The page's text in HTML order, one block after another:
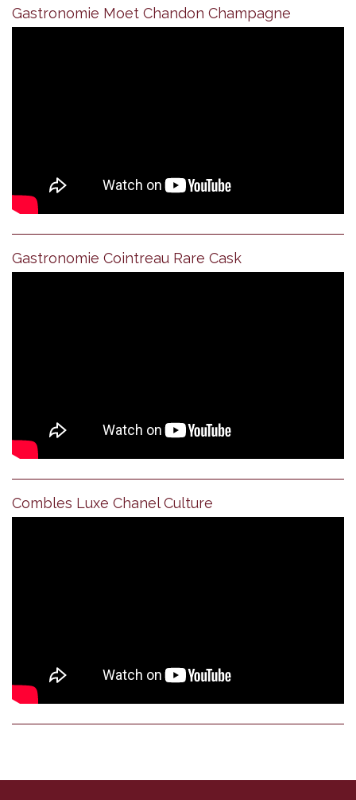
Gastronomie Moet Chandon Champagne
Gastronomie Cointreau Rare Cask
Combles Luxe Chanel Culture